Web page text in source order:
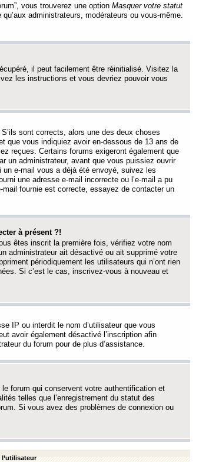
vous trouverez une option Masquer votre statut
administrateurs, modérateurs ou vous-même.
il peut facilement être réinitialisé. Visitez la
les instructions et vous devriez pouvoir vous
sont corrects, alors une des deux choses
que vous indiquiez avoir en-dessous de 13 ans de
reçues. Certains forums exigeront également que
un administrateur, avant que vous puissiez ouvrir
e-mail vous a déjà été envoyé, suivez les
une adresse e-mail incorrecte ou l’e-mail a pu
mail fournie est correcte, essayez de contacter un
à présent ?!
êtes inscrit la première fois, vérifiez votre nom
administrateur ait désactivé ou ait supprimé votre
périodiquement les utilisateurs qui n’ont rien
Si c’est le cas, inscrivez-vous à nouveau et
IP ou interdit le nom d’utilisateur que vous
avoir également désactivé l’inscription afin
du forum pour de plus d’assistance.
forum qui conservent votre authentification et
telles que l’enregistrement du statut des
Si vous avez des problèmes de connexion ou
l’utilisateur